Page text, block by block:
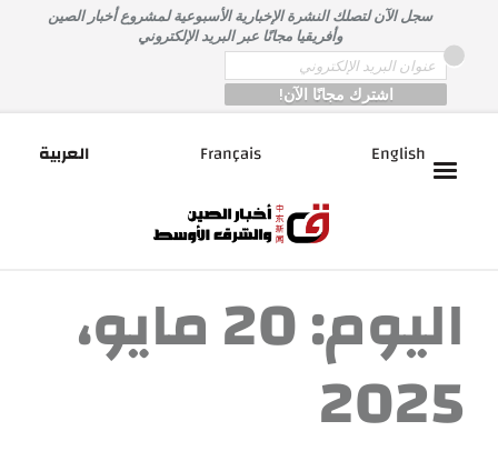
المحتوى
سجل الآن لتصلك النشرة الإخبارية الأسبوعية لمشروع أخبار الصين
وأفريقيا مجانًا عبر البريد الإلكتروني
Email
*
English
Français العربية
اليوم: 20 مايو،
2025